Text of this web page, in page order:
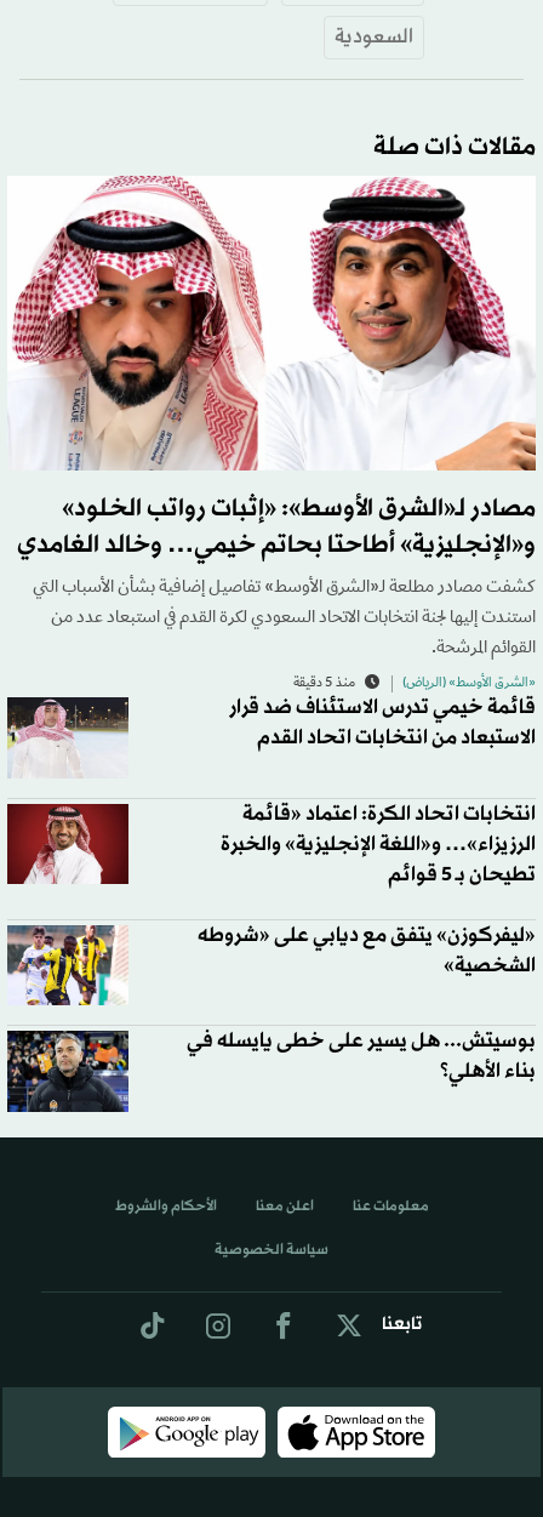
السعودية
مقالات ذات صلة
مصادر لـ«الشرق الأوسط»: «إثبات رواتب الخلود»
و«الإنجليزية» أطاحتا بحاتم خيمي… وخالد الغامدي
كشفت مصادر مطلعة لـ«الشرق الأوسط» تفاصيل إضافية بشأن الأسباب التي
استندت إليها لجنة انتخابات الاتحاد السعودي لكرة القدم في استبعاد عدد من
القوائم المرشحة.
«الشرق الأوسط» (الرياض) منذ 5 دقيقة
قائمة خيمي تدرس الاستئناف ضد قرار
الاستبعاد من انتخابات اتحاد القدم
انتخابات اتحاد الكرة: اعتماد «قائمة
الرزيزاء»… و«اللغة الإنجليزية» والخبرة
تطيحان بـ 5 قوائم
«ليفركوزن» يتفق مع ديابي على «شروطه
الشخصية»
بوسيتش... هل يسير على خطى يايسله في
بناء الأهلي؟
تابعنا
معلومات عنا اعلن معنا الأحكام والشروط
سياسة الخصوصية